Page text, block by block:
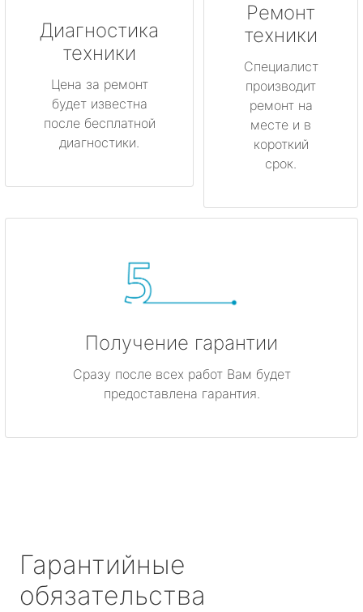
Диагностика
техники
Цена за ремонт
будет известна
после бесплатной
диагностики.
Ремонт
техники
Специалист
производит
ремонт на
месте и в
короткий
срок.
Получение гарантии
Сразу после всех работ Вам будет
предоставлена гарантия.
Гарантийные
обязательства